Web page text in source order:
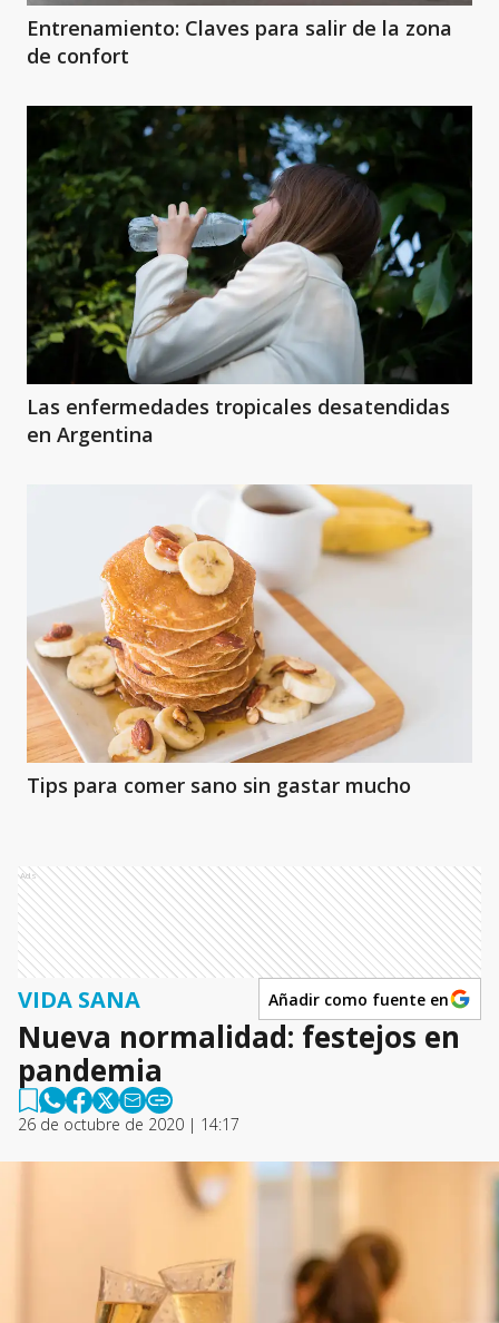
Entrenamiento: Claves para salir de la zona
de confort
Las enfermedades tropicales desatendidas
en Argentina
Tips para comer sano sin gastar mucho
Ads
VIDA SANA Añadir como fuente en
Nueva normalidad: festejos en
pandemia
26 de octubre de 2020 | 14:17